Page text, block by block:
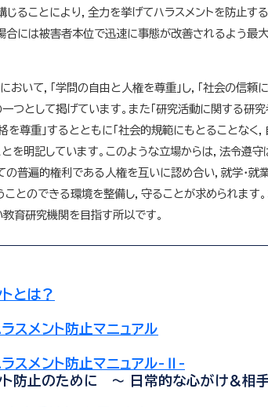
じることにより，全力を挙げてハラスメントを防止す
合には被害者本位で迅速に事態が改善されるよう最
おいて，「学問の自由と人権を尊重」し，「社会の信頼
つとして掲げています。また「研究活動に関する研
を尊重」するとともに「社会的規範にもとることなく
を明記しています。このような立場からは，法令遵守
の普遍的権利である人権を互いに認め合い，就学・就
ことのできる環境を整備し，守ることが求められます
教育研究機関を目指す所以です。
とは？
スメント防止マニュアル
スメント防止マニュアル-Ⅱ-
止のために ～ 日常的な心がけ＆相手